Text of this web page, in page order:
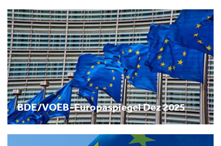
BDE/VOEB-Europaspiegel Dez 2025